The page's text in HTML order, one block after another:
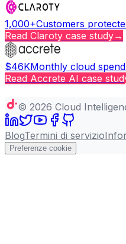
1,000+Customers
Read Claroty case study→
$46KMonthly cloud
Read Accrete AI case
© 2026 Cloud
BlogTermini di servizio
Preferenze cookie